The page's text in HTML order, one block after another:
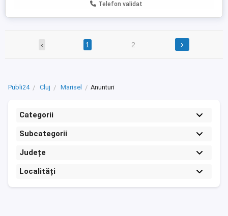
Telefon validat
‹ 1 2 ›
Publi24 Cluj Marisel Anunturi
Categorii
Subcategorii
Județe
Localități